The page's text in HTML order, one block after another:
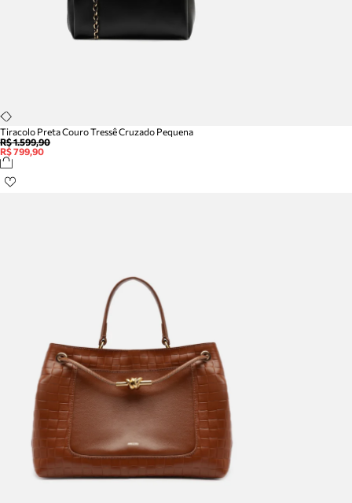
Tiracolo Preta Couro Tressê Cruzado Pequena
R$ 1.599,90
R$ 799,90